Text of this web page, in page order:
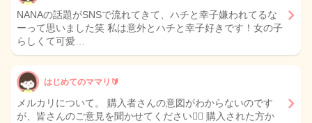
NANAの話題がSNSで流れてきて、ハチと幸子嫌われてるな
ーって思いました笑 私は意外とハチと幸子好きです！女の子
らしくて可愛…
はじめてのママリ🔰
メルカリについて。 購入者さんの意図がわからないのです
が、皆さんのご意見を聞かせてください🙇‍♀️ 購入された方か